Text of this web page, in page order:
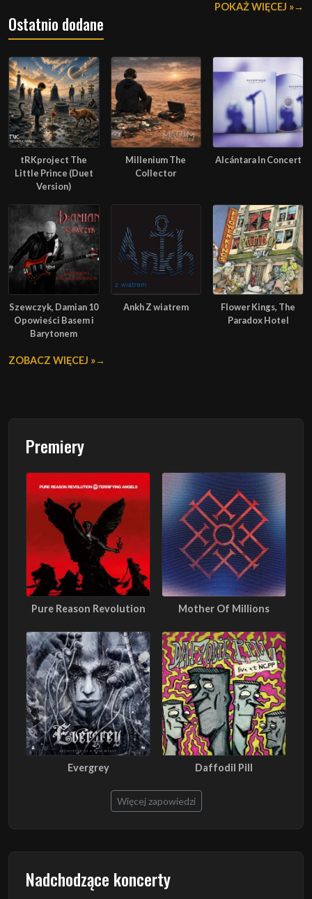
POKAŻ WIĘCEJ »
Ostatnio dodane
tRKproject The
Little Prince (Duet
Version)
Millenium The
Collector
Alcántara In Concert
Szewczyk, Damian 10
Opowieści Basem i
Barytonem
Ankh Z wiatrem
Flower Kings, The
Paradox Hotel
ZOBACZ WIĘCEJ »
Premiery
Pure Reason Revolution Mother Of Millions
Evergrey Daffodil Pill
Więcej zapowiedzi
Nadchodzące koncerty